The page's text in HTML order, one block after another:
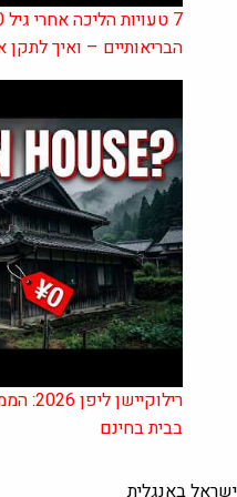
הבריאותיים – ואיך לתקן
בבית בחינם